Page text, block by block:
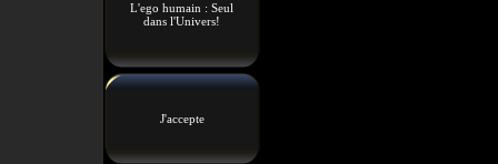
L'ego humain : Seul
dans l'Univers!
J'accepte